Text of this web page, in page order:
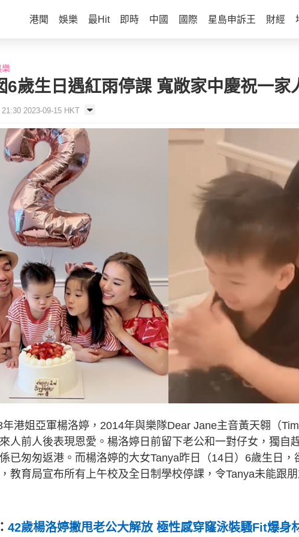
港聞 娛樂 最Hit 即時 中國 國際 星島申訴王 財經
樂
6歲生日遇紅雨停課 寬敞家中慶祝一
2023-09-15 HKT
港姐亞軍楊洛婷，2014年與樂隊Dear Jane主音黃天翱（
人前人後表現恩愛。楊洛婷日前留下老公和一對仔女，獨自
已匆匆返港。而楊洛婷的大女Tanya昨日（14日）6歲生日
教育局宣布所有上午校及全日制學校停課，令Tanya未能跟朋
42歲楊洛婷撇甩老公大解放 極性感穿窿泳裝騷Fit爆身